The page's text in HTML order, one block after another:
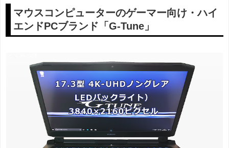
マウスコンピューターのゲーマー向け・ハイ
エンドPCブランド「G-Tune」